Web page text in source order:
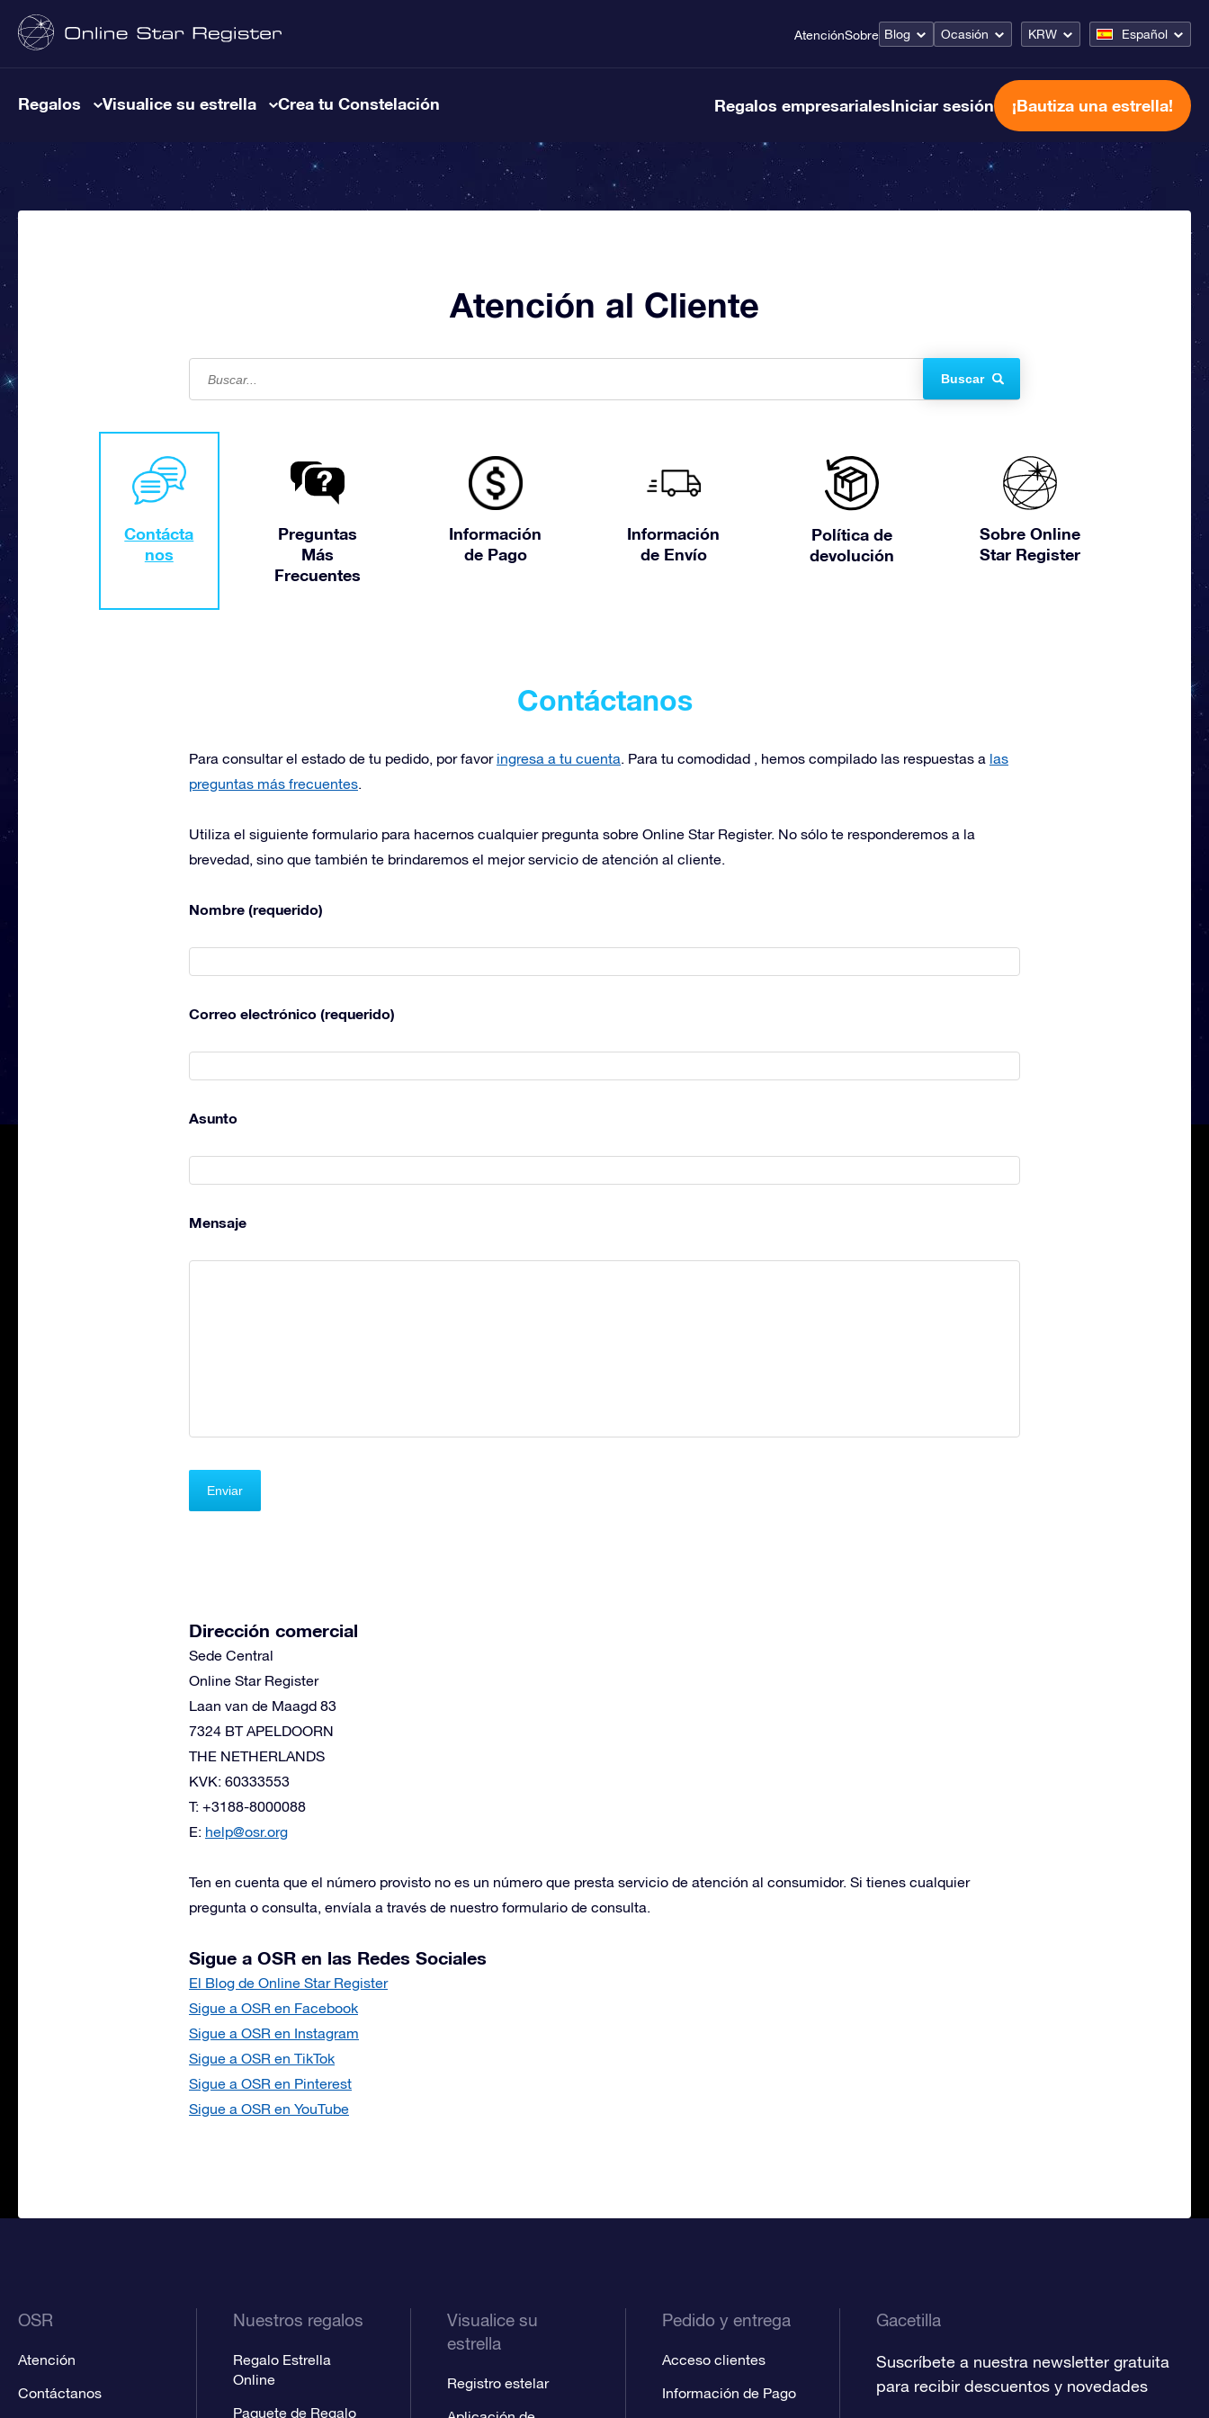
AtenciónSobre Blog Ocasión KRW Español
Regalos Visualice su estrella Crea tu Constelación Regalos empresarialesIniciar sesión ¡Bautiza una estrella!
Atención al Cliente
Buscar
Contácta
nos
Preguntas
Más
Frecuentes
Información
de Pago
Información
de Envío
Política de
devolución
Sobre Online
Star Register
Contáctanos
Para consultar el estado de tu pedido, por favor ingresa a tu cuenta. Para tu comodidad , hemos compilado las respuestas a las
preguntas más frecuentes.
Utiliza el siguiente formulario para hacernos cualquier pregunta sobre Online Star Register. No sólo te responderemos a la
brevedad, sino que también te brindaremos el mejor servicio de atención al cliente.
Nombre (requerido)
Correo electrónico (requerido)
Asunto
Mensaje
Dirección comercial
Sede Central
Online Star Register
Laan van de Maagd 83
7324 BT APELDOORN
THE NETHERLANDS
KVK: 60333553
T: +3188-8000088
E: help@osr.org
Ten en cuenta que el número provisto no es un número que presta servicio de atención al consumidor. Si tienes cualquier
pregunta o consulta, envíala a través de nuestro formulario de consulta.
Sigue a OSR en las Redes Sociales
El Blog de Online Star Register
Sigue a OSR en Facebook
Sigue a OSR en Instagram
Sigue a OSR en TikTok
Sigue a OSR en Pinterest
Sigue a OSR en YouTube
OSR
Atención
Contáctanos
Nuestros regalos
Regalo Estrella
Online
Paquete de Regalo
Visualice su
estrella
Registro estelar
Pedido y entrega
Acceso clientes
Información de Pago
Gacetilla
Suscríbete a nuestra newsletter gratuita
para recibir descuentos y novedades